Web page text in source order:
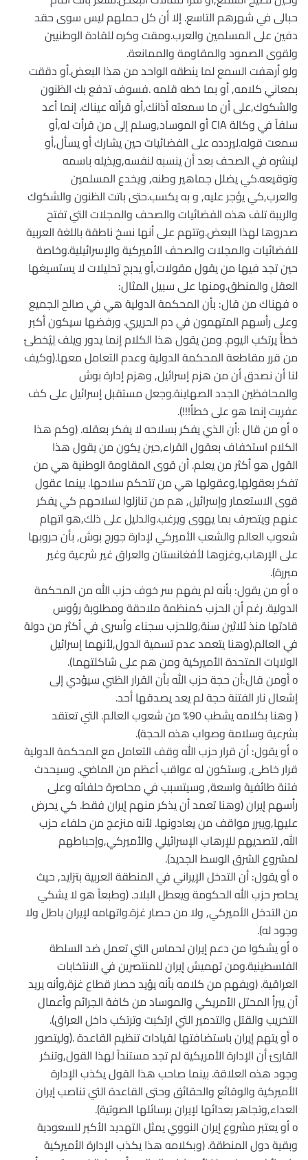
حبالى في شهرهم التاسع. إلا أن كل حملهم ليس سوى حقد
دفين على المسلمين والعرب.ومقت وكره للقادة الوطنيين
ولقوى الصمود والمقاومة والممانعة.
ولو أرهفت السمع لما ينطقه الواحد من هذا البعض.أو دققت
بمعاني كلامه, أو بما خطه قلمه .فسوف تدفع بك الظنون
والشكوك,على أن ما سمعته أذانك,أو قرأته عيناك. إنما أعد
سلفاً في وكالة CIA أو الموساد,وسلم إلى من قرأت له,أو
سمعت قوله.ليردده على الفضائيات حين يشارك أو يسأل,أو
لينشره في الصحف بعد أن ينسبه لنفسه,ويذيله باسمه
وتوقيعه.كي يضلل جماهير وطنه, ويخدع المسلمين
والعرب,كي يؤجر عليه, و به يكسب.حتى باتت الظنون والشكوك
والريبة تلف هذه الفضائيات والصحف والمجلات التي تفتح
صدروها لهذا البعض.وتتهم على أنها نسخ ناطقة باللغة العربية
للفضائيات والمجلات والصحف الأميركية والإسرائيلية.وخاصة
حين تجد فيها من يقول مقولات,أو يدبج تحليلات لا يستسيغها
العقل والمنطق.ومنها على سبيل المثال:
o فهناك من قال: بأن المحكمة الدولية هي في صالح الجميع
وعلى رأسهم المتهمون في دم الحريري. ورفضها سيكون أكبر
خطأ يرتكب اليوم. ومن يقول هذا الكلام إنما يدور ويلف لِيُخطئ
من قرر مقاطعة المحكمة الدولية وعدم التعامل معها.(وكيف
لنا أن نصدق أن من هزم إسرائيل, وهزم إدارة بوش
والمحافظين الجدد الصهاينة.وجعل مستقبل إسرائيل على كف
عفريت إنما هو على خطأ!!!).
o أو من قال :أن الذي يفكر بسلاحه لا يفكر بعقله. (وكم هذا
الكلام استخفاف بعقول القراء,حين يكون من يقول هذا
القول هو أكثر من يعلم. أن قوى المقاومة الوطنية هي من
تفكر بعقولها,وعقولها هي من تتحكم سلاحها. بينما عقول
قوى الاستعمار وإسرائيل, هم من تنازلوا لسلاحهم كي يفكر
عنهم ويتصرف بما يهوى ويرغب.والدليل على ذلك,هو اتهام
شعوب العالم والشعب الأميركي لإدارة جورج بوش, بأن حروبها
على الإرهاب,وغزوها لأفغانستان والعراق غير شرعية وغير
مبررة).
o أو من يقول: بأنه لم يفهم سر خوف حزب الله من المحكمة
الدولية. رغم أن الحزب كمنظمة ملاحقة ومطلوبة رؤوس
قادتها منذ ثلاثين سنة,وللحزب سجناء وأسرى في أكثر من دولة
في العالم.(وهنا يتعمد عدم تسمية الدول,لأنهما إسرائيل
الولايات المتحدة الأميركية ومن هم على شاكلتهما).
o أومن قال:أن حجة حزب الله بأن القرار الظني سيؤدي إلى
إشعال نار الفتنة حجة لم يعد يصدقها أحد.
( وهنا بكلامه يشطب 90% من شعوب العالم. التي تعتقد
بشرعية وسلامة وصواب هذه الحجة).
o أو يقول: أن قرار حزب الله وقف التعامل مع المحكمة الدولية
قرار خاطئ, وستكون له عواقب أعظم من الماضي. وسيحدث
فتنة طائفية واسعة, وسيتسبب في محاصرة حلفائه وعلى
رأسهم إيران (وهنا تعمد أن يذكر منهم إيران فقط. كي يحرض
عليها,ويبرر مواقف من يعادونها. لأنه منزعج من حلفاء حزب
الله, لتصديهم للإرهاب الإسرائيلي والأميركي,وإحباطهم
لمشروع الشرق الوسط الجديد).
o أو يقول: أن التدخل الإيراني في المنطقة العربية بتزايد, حيث
يحاصر حزب الله الحكومة ويعطل البلاد. (وطبعاً هو لا يشكي
من التدخل الأميركي, ولا من حصار غزة.واتهامه لإيران باطل ولا
وجود له).
o أو يشكوا من دعم إيران لحماس التي تعمل ضد السلطة
الفلسطينية.ومن تهميش إيران للمنتصرين في الانتخابات
العراقية. (ويفهم من كلامه بأنه يؤيد حصار قطاع غزة,وأنه يريد
أن يبرأ المحتل الأمريكي والموساد من كافة الجرائم وأعمال
التخريب والقتل والتدمير التي ارتكبت وترتكب داخل العراق).
o أو يتهم إيران باستضافتها لقيادات تنظيم القاعدة .(وليتصور
القارئ أن الإدارة الأمريكية لم تجد مستنداً لهذا القول,وتنكر
وجود هذه العلاقة. بينما صاحب هذا القول يكذب الإدارة
الأميركية والوقائع والحقائق وحتى القاعدة التي تناصب إيران
العداء,وتجاهر بعدائها لإيران برسائلها الصوتية).
o أو يعتبر مشروع إيران النووي يمثل التهديد الأكبر للسعودية
وبقية دول المنطقة. (وبكلامه هذا يكذب الإدارة الأميركية